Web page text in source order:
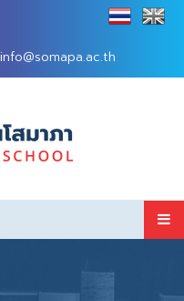
info@somapa.ac.th